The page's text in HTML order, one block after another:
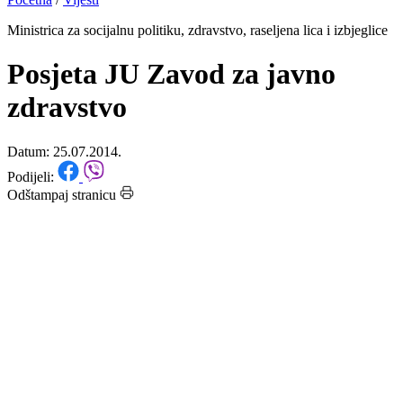
Ministrica za socijalnu politiku, zdravstvo, raseljena lica i izbjeglice
Posjeta JU Zavod za javno
zdravstvo
Datum: 25.07.2014.